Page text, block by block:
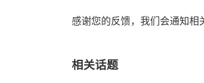
感谢您的反馈，我们会通知相
相关话题